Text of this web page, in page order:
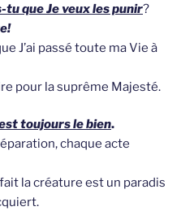
tu que Je veux les punir?
J’ai passé toute ma Vie à
pour la suprême Majesté.
toujours le bien.
chaque acte
la créature est un paradis